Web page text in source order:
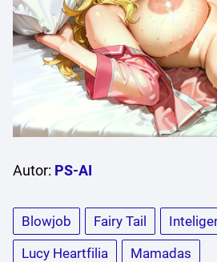
Autor: PS-AI
Blowjob Fairy Tail
Lucy Heartfilia
Mamadas